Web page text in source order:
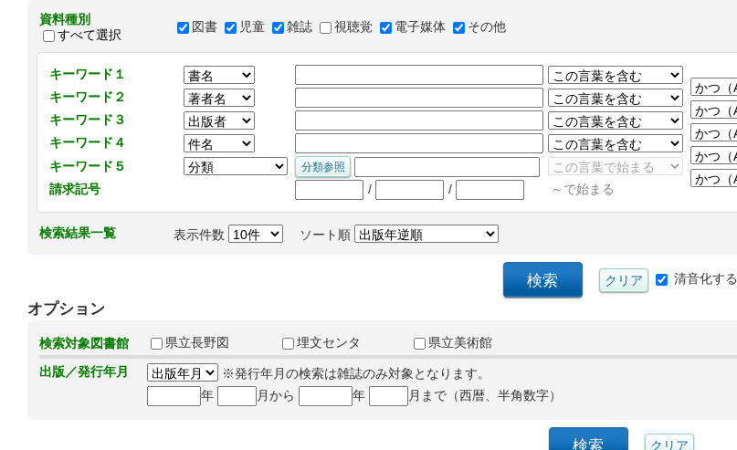
資料種別
すべて選択
図書 児童 雑誌 視聴覚 電子媒体 その他
キーワード１
キーワード２
キーワード３
キーワード４
キーワード５
請求記号
/ / ～で始まる
検索結果一覧 表示件数 ソート順
清音化する
オプション
検索対象図書館 県立長野図 埋文センタ
県立美術館
出版／発行年月
※発行年月の検索は雑誌のみ対象となります。
年
月から 年 月まで（西暦、半角数字）